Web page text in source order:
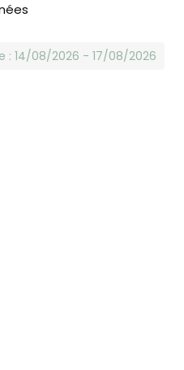
: 14/08/2026 - 17/08/2026